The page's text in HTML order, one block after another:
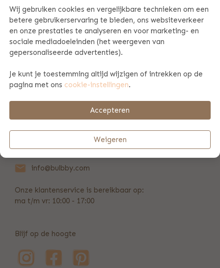
PRODUCT SPECIFICATIES
BETAAL & VERZENDINFORMATIE
info@bulbby.com
Onze klantenservice is bereikbaar op:
ma t/m vr: 10:00 - 17:00
Blijf op de hoogte
Wij gebruiken cookies en vergelijkbare technieken om een
betere gebruikerservaring te bieden, ons websiteverkeer
en onze prestaties te analyseren en voor marketing- en
sociale mediadoeleinden (het weergeven van
gepersonaliseerde advertenties).
Je kunt je toestemming altijd wijzigen of intrekken op de
pagina met ons cookie-instellingen.
Accepteren
Weigeren